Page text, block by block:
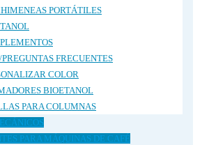
PORTÁTILES
FRECUENTES
COLOR
BIOETANOL
PARA COLUMNAS
PARA MÁQUINAS DE CAFÉ